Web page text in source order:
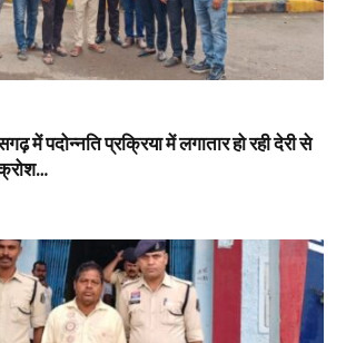
में पदोन्नति प्रक्रिया में लगातार हो रही देरी से